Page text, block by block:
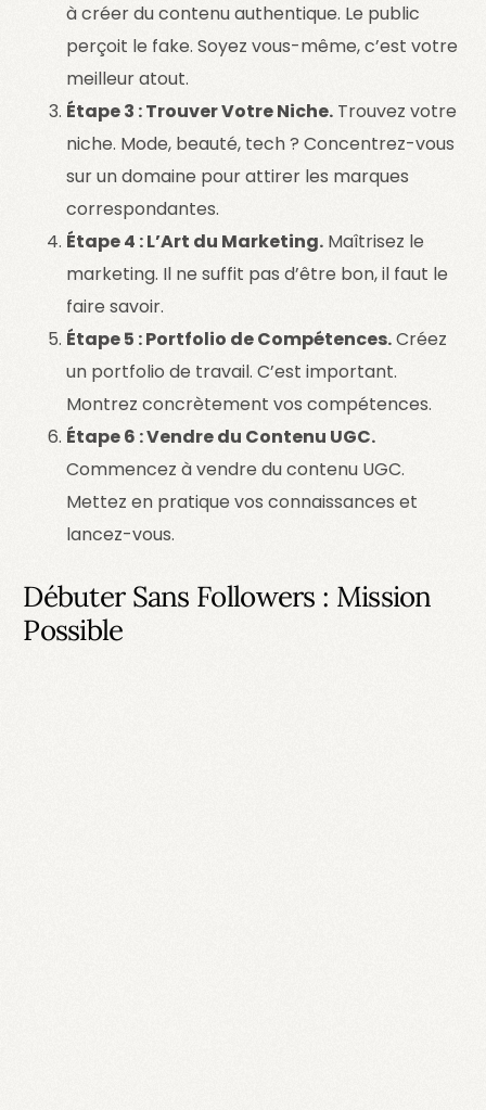
à créer du contenu authentique. Le public
perçoit le fake. Soyez vous-même, c’est votre
meilleur atout.
Étape 3 : Trouver Votre Niche. Trouvez votre
niche. Mode, beauté, tech ? Concentrez-vous
sur un domaine pour attirer les marques
correspondantes.
Étape 4 : L’Art du Marketing. Maîtrisez le
marketing. Il ne suffit pas d’être bon, il faut le
faire savoir.
Étape 5 : Portfolio de Compétences.Créez
un portfolio de travail. C’est important.
Montrez concrètement vos compétences.
Étape 6 : Vendre du Contenu UGC.
Commencez à vendre du contenu UGC.
Mettez en pratique vos connaissances et
lancez-vous.
Débuter Sans Followers : Mission
Possible